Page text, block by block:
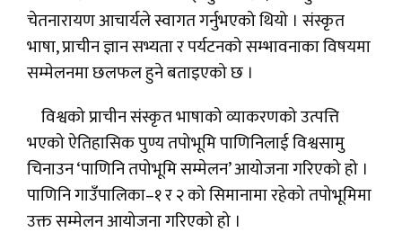
चेतनारायण आचार्यले स्वागत गर्नुभएको थियो । संस्कृत
भाषा, प्राचीन ज्ञान सभ्यता र पर्यटनको सम्भावनाका विषयमा
सम्मेलनमा छलफल हुने बताइएको छ ।
विश्वको प्राचीन संस्कृत भाषाको व्याकरणको उत्पत्ति
भएको ऐतिहासिक पुण्य तपोभूमि पाणिनिलाई विश्वसामु
चिनाउन ‘पाणिनि तपोभूमि सम्मेलन’ आयोजना गरिएको हो ।
पाणिनि गाउँपालिका–१ र २ को सिमानामा रहेको तपोभूमिमा
उक्त सम्मेलन आयोजना गरिएको हो ।